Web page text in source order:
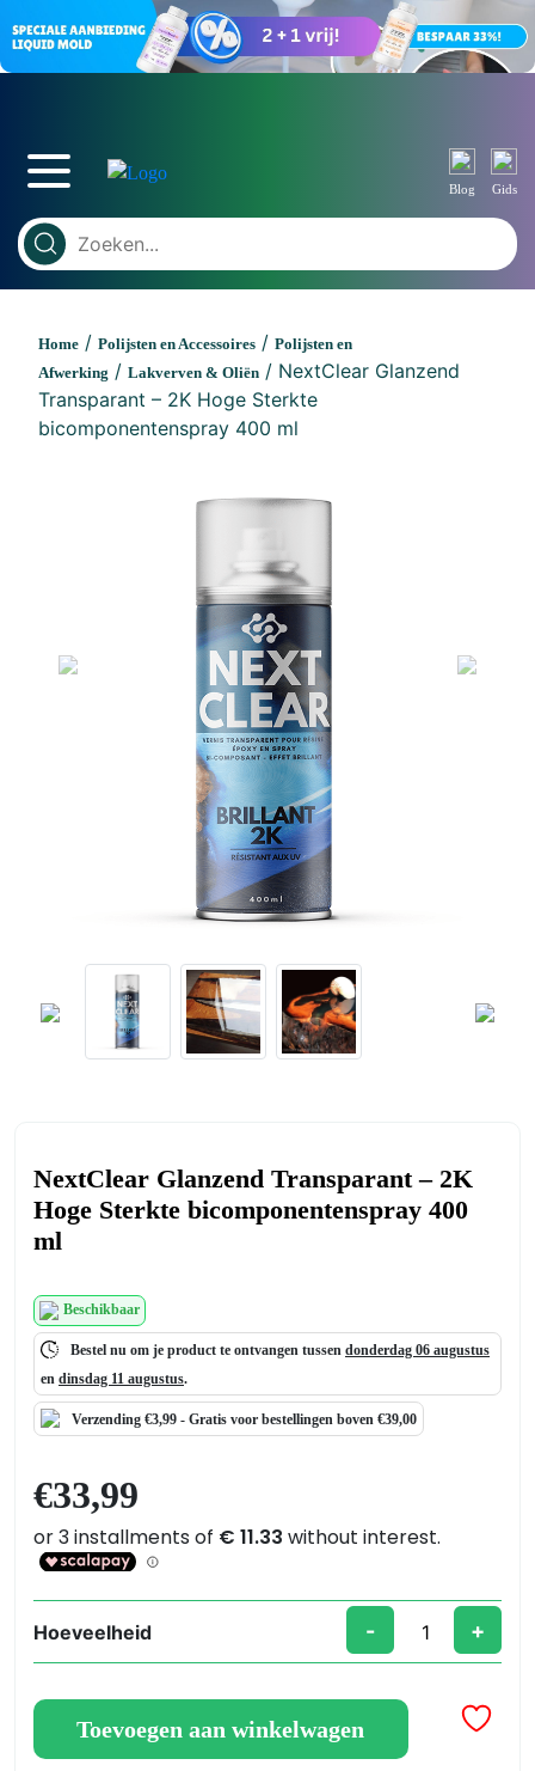
Blog Gids
Home / Polijsten en Accessoires / Polijsten en
Afwerking / Lakverven & Oliën / NextClear Glanzend
Transparant – 2K Hoge Sterkte
bicomponentenspray 400 ml
Previous Next
NextClear Glanzend Transparant – 2K
Hoge Sterkte bicomponentenspray 400
ml
Beschikbaar
Bestel nu om je product te ontvangen tussen donderdag 06 augustus
en dinsdag 11 augustus.
Verzending €3,99 - Gratis voor bestellingen boven €39,00
€33,99
Hoeveelheid
NextClear
Transparant
2K
- +
Toevoegen aan winkelwagen